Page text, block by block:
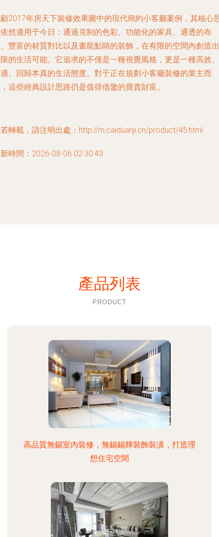
2017年房天下裝修效果圖中的現代簡約小客廳案例，其核心
然適用于今日：通過克制的色彩、功能化的家具、通透的布
豐富的材質對比以及畫龍點睛的裝飾，在有限的空間內創造出
的生活可能。它追求的不僅是一種視覺風格，更是一種高效、
、回歸本真的生活態度。對于正在規劃小客廳裝修的業主而
這些經典設計思路仍是值得借鑒的寶貴財富。
轉載，請注明出處：http://m.caiduanji.cn/product/45.html
時間：2026-08-06 02:30:43
產品列表
PRODUCT
高品質無錫室內裝修，無錫錫輝裝飾裝潢，打造理
想住宅空間